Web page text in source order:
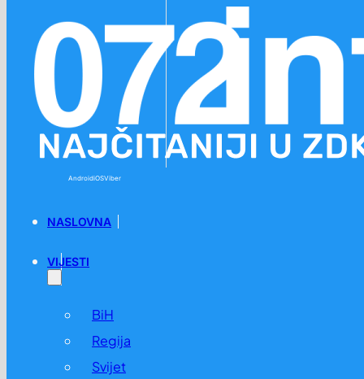
AndroidiOSViber
NASLOVNA
VIJESTI
BiH
Regija
Svijet